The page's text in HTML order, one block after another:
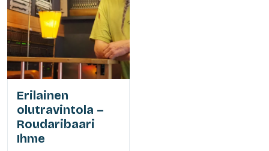
Erilainen
olutravintola –
Roudaribaari
Ihme